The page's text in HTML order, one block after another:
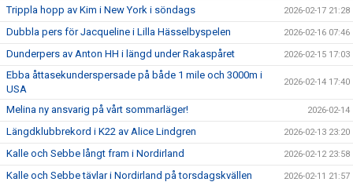
Trippla hopp av Kim i New York i söndags 2026-02-17 21:28
Dubbla pers för Jacqueline i Lilla Hässelbyspelen 2026-02-16 07:46
Dunderpers av Anton HH i längd under Rakaspåret 2026-02-15 17:03
Ebba åttasekunderspersade på både 1 mile och 3000m i
USA
2026-02-14 17:40
Melina ny ansvarig på vårt sommarläger! 2026-02-14
Längdklubbrekord i K22 av Alice Lindgren 2026-02-13 23:20
Kalle och Sebbe långt fram i Nordirland 2026-02-12 23:58
Kalle och Sebbe tävlar i Nordirland på torsdagskvällen 2026-02-11 21:57